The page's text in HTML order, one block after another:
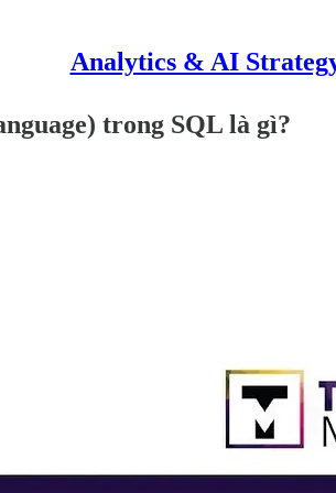
Analytics & AI
trong SQL là gì?